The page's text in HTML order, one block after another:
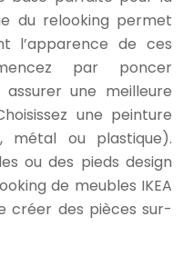
du relooking permet
l’apparence de ces
par poncer
une meilleure
une peinture
métal ou plastique).
ou des pieds design
de meubles IKEA
créer des pièces sur-